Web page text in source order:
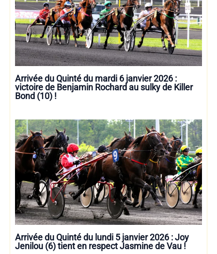
Arrivée du Quinté du mardi 6 janvier 2026 :
victoire de Benjamin Rochard au sulky de Killer
Bond (10) !
Arrivée du Quinté du lundi 5 janvier 2026 : Joy
Jenilou (6) tient en respect Jasmine de Vau !